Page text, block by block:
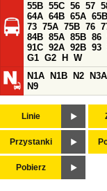
55B 55C 56 57
64A 64B 65A 65B
73 75A 75B 76
84B 85A 85B 86
91C 92A 92B 93
G1 G2 H
W
N1A
N1B N2 N3A
N9
Linie
Przystanki
Pobierz